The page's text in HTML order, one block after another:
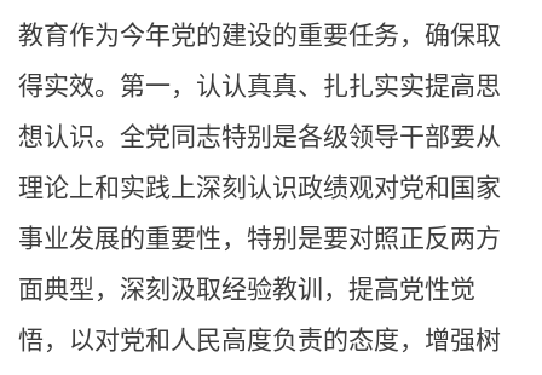
教育作为今年党的建设的重要任务，确保取
得实效。第一，认认真真、扎扎实实提高思
想认识。全党同志特别是各级领导干部要从
理论上和实践上深刻认识政绩观对党和国家
事业发展的重要性，特别是要对照正反两方
面典型，深刻汲取经验教训，提高党性觉
悟，以对党和人民高度负责的态度，增强树